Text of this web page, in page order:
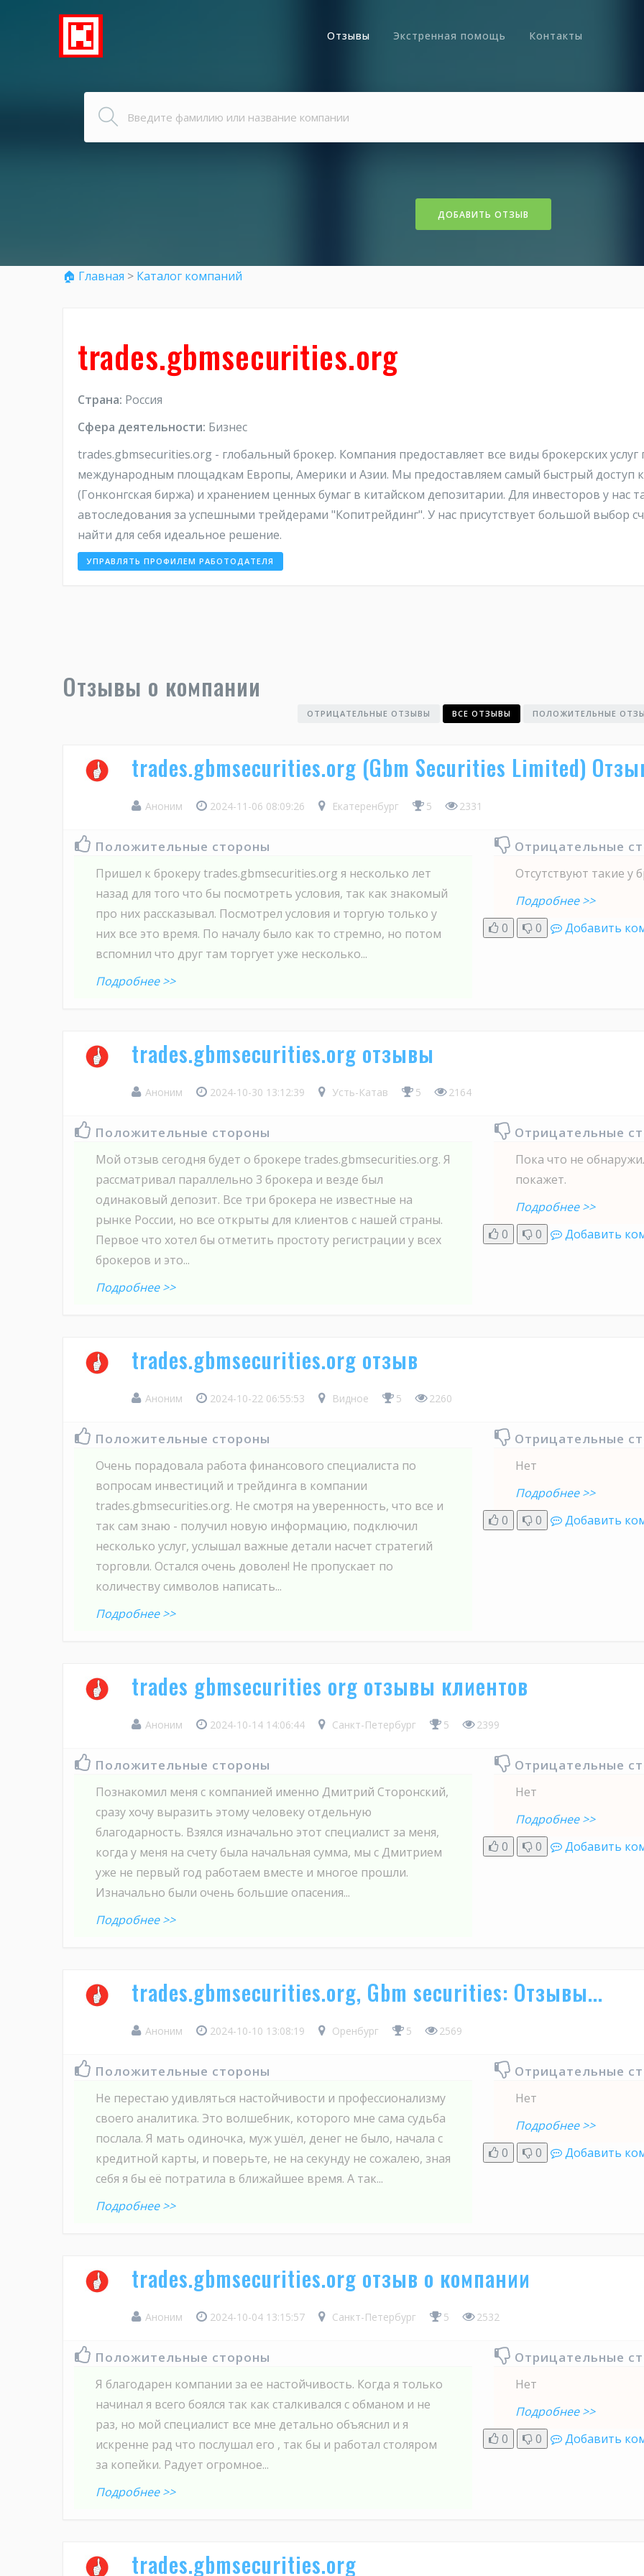
Отзывы Экстренная помощь Контакты
ДОБАВИТЬ ОТЗЫВ
🏠 Главная > Каталог компаний
trades.gbmsecurities.org
Страна: Россия
Сфера деятельности: Бизнес
trades.gbmsecurities.org - глобальный брокер. Компания предоставляет все виды брокерских
международным площадкам Европы, Америки и Азии. Мы предоставляем самый быстрый
(Гонконгская биржа) и хранением ценных бумаг в китайском депозитарии. Для инвесторов у нас
автоследования за успешными трейдерами "Копитрейдинг". У нас присутствует большой выбор
найти для себя идеальное решение.
УПРАВЛЯТЬ ПРОФИЛЕМ РАБОТОДАТЕЛЯ
Отзывы о компании
ОТРИЦАТЕЛЬНЫЕ ОТЗЫВЫ ВСЕ ОТЗЫВЫ ПОЛОЖИТЕЛЬНЫЕ
trades.gbmsecurities.org (Gbm Securities Limited)
Аноним 2024-11-06 08:09:26 Екатеренбург 5 2331
Положительные стороны
Пришел к брокеру trades.gbmseсurities.org я несколько лет
назад для того что бы посмотреть условия, так как знакомый
про них рассказывал. Посмотрел условия и торгую только у
них все это время. По началу было как то стремно, но потом
вспомнил что друг там торгует уже несколько...
Подробнее >>
Отрицательные
Отсутствуют такие у
Подробнее >>
0
0 Добавить
trades.gbmsecurities.org отзывы
Аноним 2024-10-30 13:12:39 Усть-Катав 5 2164
Положительные стороны
Мой отзыв сегодня будет о брокере trades.gbmseсurities.org. Я
рассматривал параллельно 3 брокера и везде был
одинаковый депозит. Все три брокера не известные на
рынке России, но все открыты для клиентов с нашей страны.
Первое что хотел бы отметить простоту регистрации у всех
брокеров и это...
Подробнее >>
Отрицательные
Пока что не
покажет.
Подробнее >>
0
0 Добавить
trades.gbmsecurities.org отзыв
Аноним 2024-10-22 06:55:53 Видное 5 2260
Положительные стороны
Очень порадовала работа финансового специалиста по
вопросам инвестиций и трейдинга в компании
trades.gbmseсurities.org. Не смотря на уверенность, что все и
так сам знаю - получил новую информацию, подключил
несколько услуг, услышал важные детали насчет стратегий
торговли. Остался очень доволен! Не пропускает по
количеству символов написать...
Подробнее >>
Отрицательные
Нет
Подробнее >>
0
0 Добавить
trades gbmsecurities org отзывы клиентов
Аноним 2024-10-14 14:06:44 Санкт-Петербург 5 2399
Положительные стороны
Познакомил меня с компанией именно Дмитрий Сторонский,
сразу хочу выразить этому человеку отдельную
благодарность. Взялся изначально этот специалист за меня,
когда у меня на счету была начальная сумма, мы с Дмитрием
уже не первый год работаем вместе и многое прошли.
Изначально были очень большие опасения...
Подробнее >>
Отрицательные
Нет
Подробнее >>
0
0 Добавить
trades.gbmsecurities.org, Gbm securities: Отзывы...
Аноним 2024-10-10 13:08:19 Оренбург 5 2569
Положительные стороны
Не перестаю удивляться настойчивости и профессионализму
своего аналитика. Это волшебник, которого мне сама судьба
послала. Я мать одиночка, муж ушёл, денег не было, начала с
кредитной карты, и поверьте, не на секунду не сожалею, зная
себя я бы её потратила в ближайшее время. А так...
Подробнее >>
Отрицательные
Нет
Подробнее >>
0
0 Добавить
trades.gbmsecurities.org отзыв о компании
Аноним 2024-10-04 13:15:57 Санкт-Петербург 5 2532
Положительные стороны
Я благодарен компании за ее настойчивость. Когда я только
начинал я всего боялся так как сталкивался с обманом и не
раз, но мой специалист все мне детально объяснил и я
искренне рад что послушал его , так бы и работал столяром
за копейки. Радует огромное...
Подробнее >>
Отрицательные
Нет
Подробнее >>
0
0 Добавить
trades.gbmsecurities.org